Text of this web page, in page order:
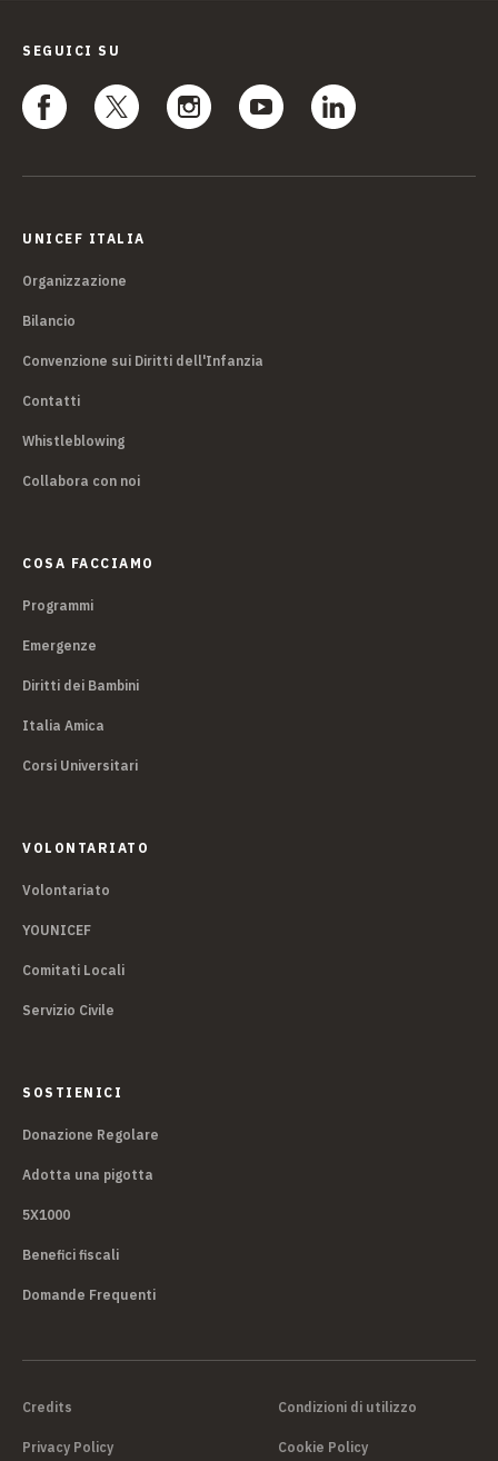
SEGUICI SU
UNICEF ITALIA
Organizzazione
Bilancio
Convenzione sui Diritti dell'Infanzia
Contatti
Whistleblowing
Collabora con noi
COSA FACCIAMO
Programmi
Emergenze
Diritti dei Bambini
Italia Amica
Corsi Universitari
VOLONTARIATO
Volontariato
YOUNICEF
Comitati Locali
Servizio Civile
SOSTIENICI
Donazione Regolare
Adotta una pigotta
5X1000
Benefici fiscali
Domande Frequenti
Credits Condizioni di utilizzo
Privacy Policy Cookie Policy